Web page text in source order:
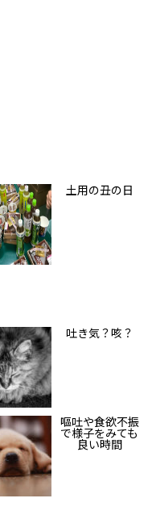
土用の丑の日
吐き気？咳？
嘔吐や食欲不振
で様子をみても
良い時間